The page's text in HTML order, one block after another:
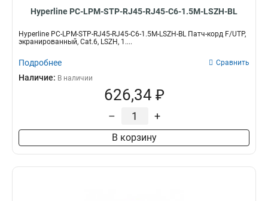
Hyperline PC-LPM-STP-RJ45-RJ45-C6-1.5M-LSZH-BL
Hyperline PC-LPM-STP-RJ45-RJ45-C6-1.5M-LSZH-BL Патч-корд F/UTP,
экранированный, Cat.6, LSZH, 1....
Подробнее Сравнить
Наличие: В наличии
626,34 ₽
– +
В корзину